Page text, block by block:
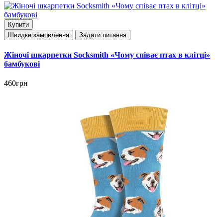
Купити
Швидке замовлення
Задати питання
Жіночі шкарпетки Socksmith «Чому співає птах в клітці»
бамбукові
460грн